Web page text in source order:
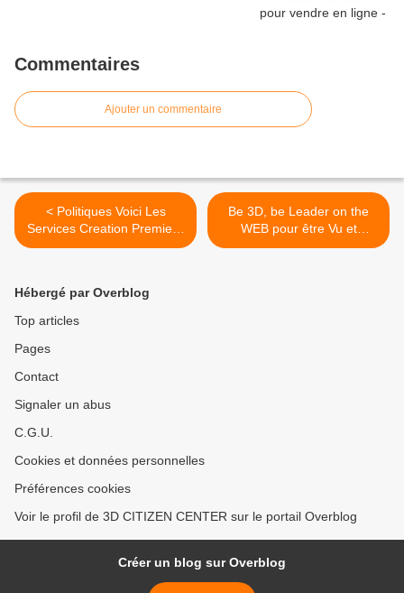
Commentaires
Ajouter un commentaire
< Politiques Voici Les
Services Creation Premiere
Position & Referencement
Be 3D, be Leader on the
WEB pour être Vu et
Partout : adoptez la
Hébergé par Overblog
Top articles
Pages
Contact
Signaler un abus
C.G.U.
Cookies et données personnelles
Préférences cookies
Voir le profil de 3D CITIZEN CENTER sur le portail Overblog
Créer un blog sur Overblog